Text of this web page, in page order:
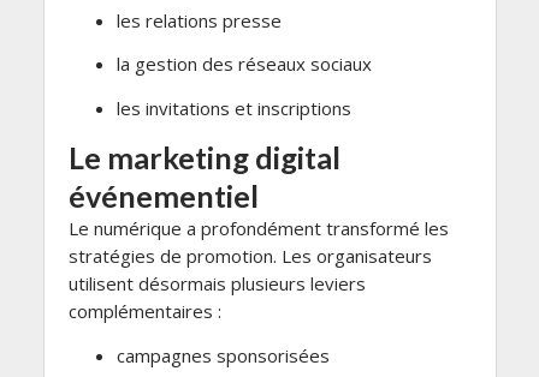
les relations presse
la gestion des réseaux sociaux
les invitations et inscriptions
Le marketing digital
événementiel
Le numérique a profondément transformé les
stratégies de promotion. Les organisateurs
utilisent désormais plusieurs leviers
complémentaires :
campagnes sponsorisées